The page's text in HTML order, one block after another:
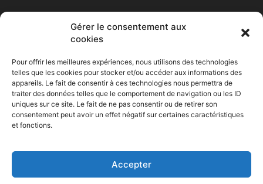
Gérer le consentement aux
cookies
Pour offrir les meilleures expériences, nous utilisons des technologies
telles que les cookies pour stocker et/ou accéder aux informations des
appareils. Le fait de consentir à ces technologies nous permettra de
traiter des données telles que le comportement de navigation ou les ID
uniques sur ce site. Le fait de ne pas consentir ou de retirer son
consentement peut avoir un effet négatif sur certaines caractéristiques
et fonctions.
Accepter
Accueil Economie Entreprises Entrepreneur
Maghreb
© Challenges.tn By AAKOM.DIGITAL